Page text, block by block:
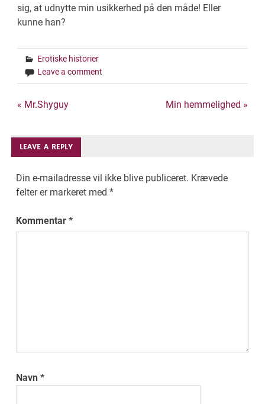
sig, at udnytte min usikkerhed på den måde! Eller
kunne han?
Erotiske historier
Leave a comment
Indlægsnavigation
« Mr.Shyguy Min hemmelighed »
LEAVE A REPLY
Din e-mailadresse vil ikke blive publiceret. Krævede
felter er markeret med*
Kommentar*
Navn*